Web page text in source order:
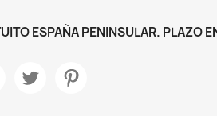
ESPAÑA PENINSULAR. PLAZO